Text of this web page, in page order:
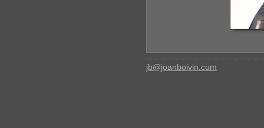
jb@joanboivin.com